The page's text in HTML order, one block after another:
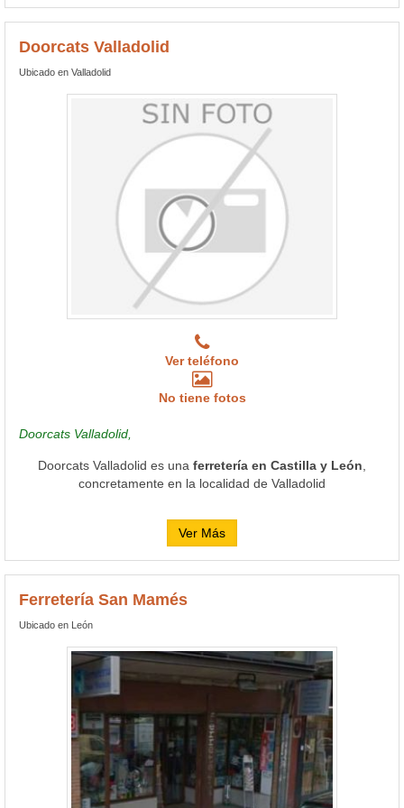
Doorcats Valladolid
Ubicado en Valladolid
Ver teléfono
No tiene fotos
Doorcats Valladolid,
Doorcats Valladolid es una ferretería en Castilla y León
concretamente en la localidad de Valladolid
Ver Más
Ferretería San Mamés
Ubicado en León